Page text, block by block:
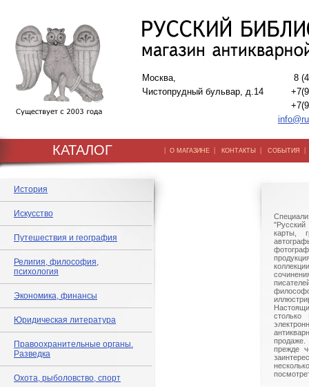
Москва,
Чистопрудный бульвар, д.14
8
КАТАЛОГ | О МАГАЗИНЕ | КОНТАКТЫ | СОБЫТИЯ
История
Искусство
Путешествия и география
Религия, философия,
психология
Экономика, финансы
Юридическая литература
Правоохранительные органы.
Разведка
Охота, рыболовство, спорт
"Русский
карты,
столько
прежде